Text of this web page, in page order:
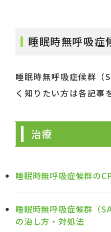
睡眠時無呼吸症
睡眠時無呼吸症候群（
く知りたい方は各記事
治療
睡眠時無呼吸症候群の
睡眠時無呼吸症候群（
の治し方・対処法